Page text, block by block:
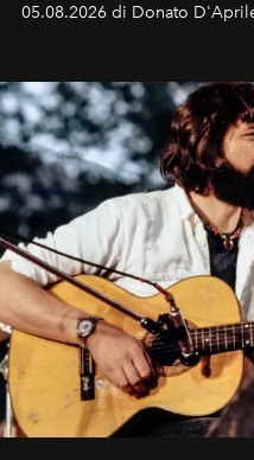
Kate, Claudia e Carla
uno dei documenti più
05.08.2026 di Donato